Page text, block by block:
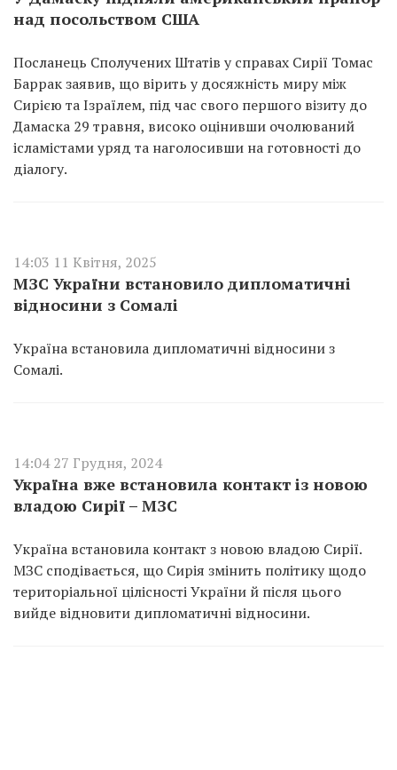
над посольством США
Посланець Сполучених Штатів у справах Сирії Томас
Баррак заявив, що вірить у досяжність миру між
Сирією та Ізраїлем, під час свого першого візиту до
Дамаска 29 травня, високо оцінивши очолюваний
ісламістами уряд та наголосивши на готовності до
діалогу.
14:03 11 Квітня, 2025
МЗС України встановило дипломатичні
відносини з Сомалі
Україна встановила дипломатичні відносини з
Сомалі.
14:04 27 Грудня, 2024
Україна вже встановила контакт із новою
владою Сирії – МЗС
Україна встановила контакт з новою владою Сирії.
МЗС сподівається, що Сирія змінить політику щодо
територіальної цілісності України й після цього
вийде відновити дипломатичні відносини.